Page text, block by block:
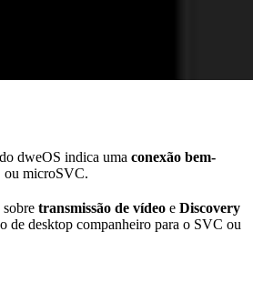
dweOS indica uma conexão bem-
ou microSVC.
sobre transmissão de vídeo e Discovery
de desktop companheiro para o SVC ou